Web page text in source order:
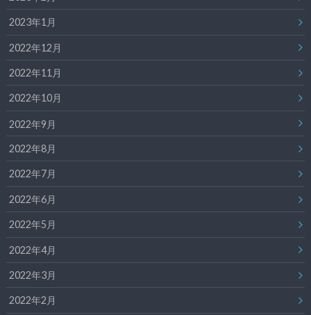
2023年1月
2022年12月
2022年11月
2022年10月
2022年9月
2022年8月
2022年7月
2022年6月
2022年5月
2022年4月
2022年3月
2022年2月